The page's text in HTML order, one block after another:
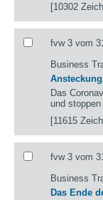
[10302
fvw 3 vom
Business
Das
und
[11615
fvw 3 vom
Business
Das Ende